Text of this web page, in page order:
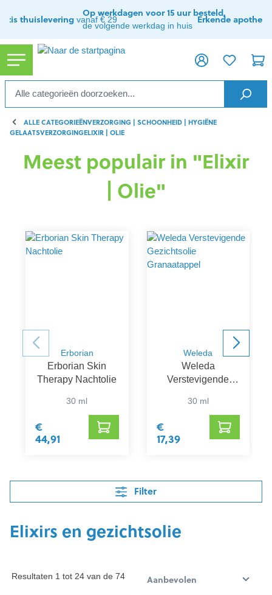
thuislevering vanaf € 29
Op werkdagen voor 15 uur besteld,
de volgende werkdag in huis
Erkende apotheek
ALLE CATEGORIEËNVERZORGING | SCHOONHEID | HYGIËNE
GELAATSVERZORGINGELIXIR | OLIE
Meest populair in "Elixir
| Olie"
Erborian
Erborian Skin
Therapy Nachtolie
30 ml
€
44,91
Weleda
Weleda
Verstevigende
Granaatappel
30 ml
€
17,39
Filter
Elixirs en gezichtsolie
Resultaten 1 tot 24 van de 74